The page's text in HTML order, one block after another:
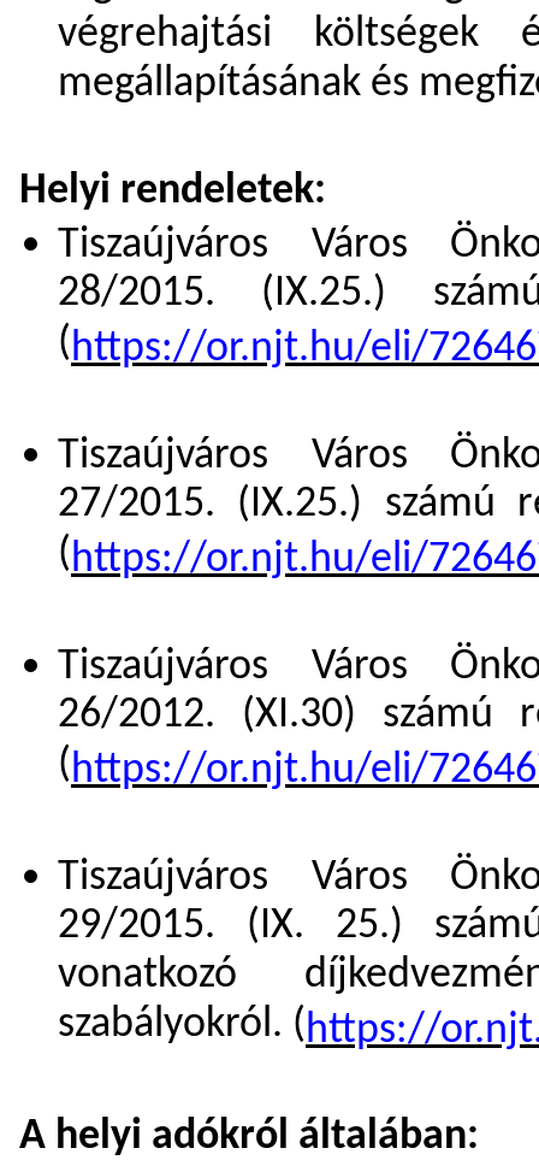
végrehajtási költségek
megállapításának és
Helyi rendeletek:
Tiszaújváros Város
28/2015. (IX.25.)
(https://or.njt.hu/eli/
Tiszaújváros Város
27/2015. (IX.25.) számú
(https://or.njt.hu/eli/
Tiszaújváros Város
26/2012. (XI.30) számú
(https://or.njt.hu/eli/
Tiszaújváros Város
29/2015. (IX. 25.)
vonatkozó
szabályokról. (https://
A helyi adókról általában: